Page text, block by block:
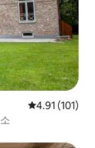
평점 4.91점(5
4.91 (101)